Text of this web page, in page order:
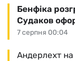
7 серпня 00:04
Бенфіка
Судаков
Андерлехт на